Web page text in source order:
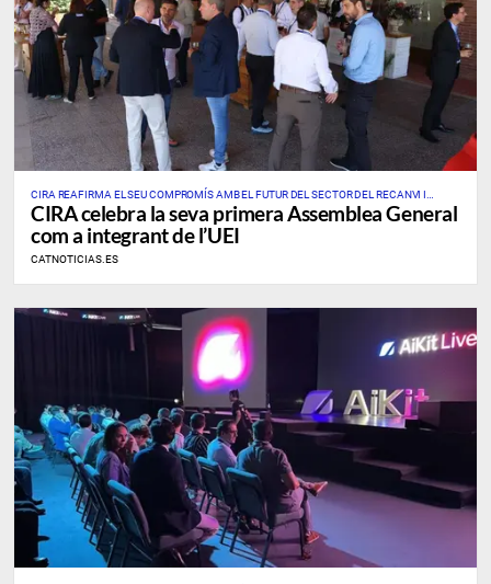
CIRA REAFIRMA EL SEU COMPROMÍS AMB EL FUTUR DEL SECTOR DEL RECANVI I
L’AUTOMOCIÓ
CIRA celebra la seva primera Assemblea General
com a integrant de l’UEI
CATNOTICIAS.ES